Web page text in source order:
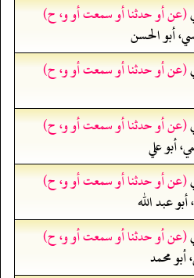
(عن أو حدثنا أو سمعت أو و، ح)
أبو الحسن
(عن أو حدثنا أو سمعت أو و، ح)
(عن أو حدثنا أو سمعت أو و، ح)
أبو علي
(عن أو حدثنا أو سمعت أو و، ح)
عبد الله
(عن أو حدثنا أو سمعت أو و، ح)
أبو محمد